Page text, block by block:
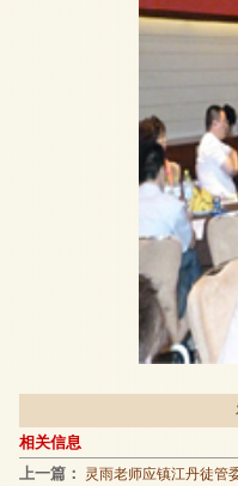
相关信息
上一篇：
灵雨老师应镇江丹徒